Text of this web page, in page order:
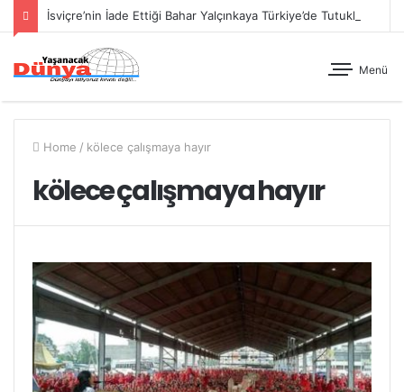
Menü
Home / kölece çalışmaya hayır
kölece çalışmaya hayır